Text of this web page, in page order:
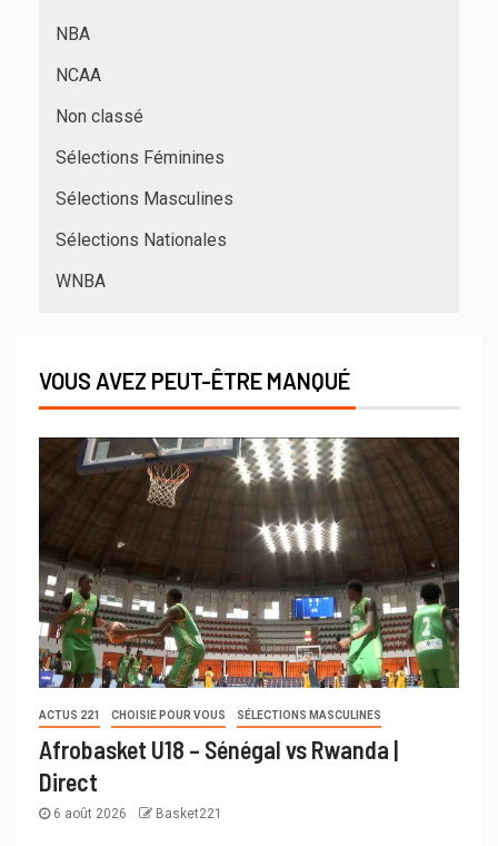
NBA
NCAA
Non classé
Sélections Féminines
Sélections Masculines
Sélections Nationales
WNBA
VOUS AVEZ PEUT-ÊTRE MANQUÉ
ACTUS 221 CHOISIE POUR VOUS SÉLECTIONS MASCULINES
Afrobasket U18 – Sénégal vs Rwanda |
Direct
6 août 2026 Basket221